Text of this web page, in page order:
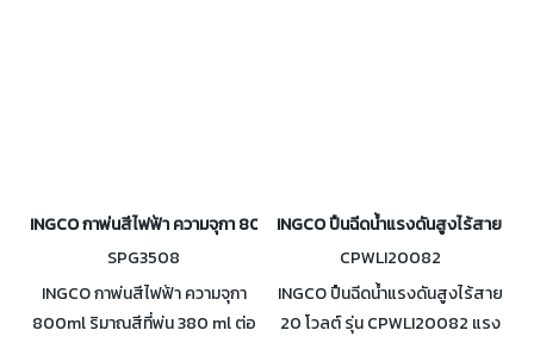
INGCO กาพ่นสีไฟฟ้า ความจุกา 800ml รุ่น SPG3508
SPG3508
INGCO กาพ่นสีไฟฟ้า ความจุกา
800ml ริมาณสีที่พ่น 380 ml ต่อ
INGCO ปืนฉีดน้ำแรงดันสูงไร้สาย 20
CPWLI20082
INGCO ปืนฉีดน้ำแรงดันสูงไร้สาย
20 โวลต์ รุ่น CPWLI20082 แรง